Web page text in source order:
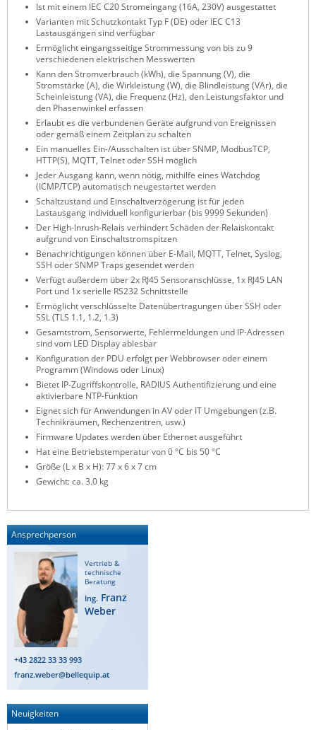
Westermo
Yuasa
ZPE Systems
News zu unseren Herstellern
Ist mit einem IEC C20 Stromeingang (16A, 230V) ausgestattet
Varianten mit Schutzkontakt Typ F (DE) oder IEC C13
Lastausgängen sind verfügbar
Ermöglicht eingangsseitige Strommessung von bis zu 9
verschiedenen elektrischen Messwerten
Kann den Stromverbrauch (kWh), die Spannung (V), die
Stromstärke (A), die Wirkleistung (W), die Blindleistung (VAr), die
Scheinleistung (VA), die Frequenz (Hz), den Leistungsfaktor und
den Phasenwinkel erfassen
Erlaubt es die verbundenen Geräte aufgrund von Ereignissen
oder gemäß einem Zeitplan zu schalten
Ein manuelles Ein-/Ausschalten ist über SNMP, ModbusTCP,
HTTP(S), MQTT, Telnet oder SSH möglich
Jeder Ausgang kann, wenn nötig, mithilfe eines Watchdog
(ICMP/TCP) automatisch neugestartet werden
Schaltzustand und Einschaltverzögerung ist für jeden
Lastausgang individuell konfigurierbar (bis 9999 Sekunden)
Der High-Inrush-Relais verhindert Schäden der Relaiskontakt
aufgrund von Einschaltstromspitzen
Benachrichtigungen können über E-Mail, MQTT, Telnet, Syslog,
SSH oder SNMP Traps gesendet werden
Verfügt außerdem über 2x RJ45 Sensoranschlüsse, 1x RJ45 LAN
Port und 1x serielle RS232 Schnittstelle
Ermöglicht verschlüsselte Datenübertragungen über SSH oder
SSL (TLS 1.1, 1.2, 1.3)
Gesamtstrom, Sensorwerte, Fehlermeldungen und IP-Adressen
sind vom LED Display ablesbar
Konfiguration der PDU erfolgt per Webbrowser oder einem
Programm (Windows oder Linux)
Bietet IP-Zugriffskontrolle, RADIUS Authentifizierung und eine
aktivierbare NTP-Funktion
Eignet sich für Anwendungen in AV oder IT Umgebungen (z.B.
Technikräumen, Rechenzentren, usw.)
Firmware Updates werden über Ethernet ausgeführt
Hat eine Betriebstemperatur von 0 °C bis 50 °C
Größe (L x B x H): 77 x 6 x 7 cm
Gewicht: ca. 3.0 kg
Ansprechperson
Vertrieb &
technische
Beratung
Ing. Franz
Weber
+43 2822 33 33 993
franz.weber@bellequip.at
Neuigkeiten